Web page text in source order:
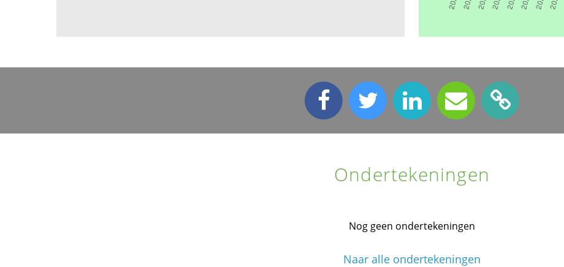
Ondertekeningen
Nog geen ondertekeningen
Naar alle ondertekeningen